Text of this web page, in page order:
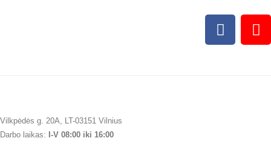
Vilkpėdės g. 20A, LT-03151 Vilnius
Darbo laikas: I-V 08:00 iki 16:00